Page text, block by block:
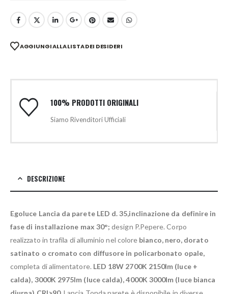
AGGIUNGI ALLA LISTA DEI DESIDERI
100% PRODOTTI ORIGINALI
Siamo Rivenditori Ufficiali
DESCRIZIONE
Egoluce Lancia da parete LED d. 35,inclinazione da definire in
fase di installazione max 30°; design P.Pepere. Corpo
realizzato in trafila di alluminio nel colore bianco, nero, dorato
satinato o cromato con diffusore in policarbonato opale,
completa di alimentatore. LED 18W 2700K 2150lm (luce +
calda), 3000K 2975lm (luce calda), 4000K 3000lm (luce bianca